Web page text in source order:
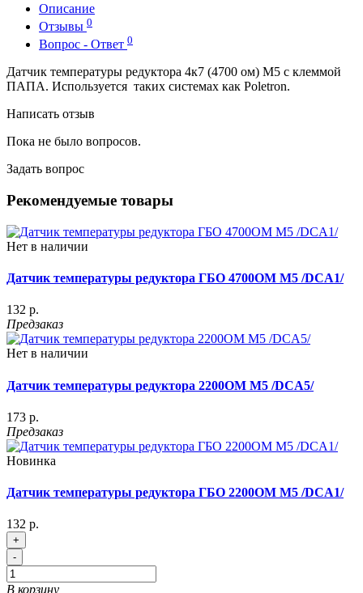
Описание
Отзывы 0
Вопрос - Ответ 0
Датчик температуры редуктора 4к7 (4700 ом) М5 с клеммой
ПАПА. Используется таких системах как Poletron.
Написать отзыв
Пока не было вопросов.
Задать вопрос
Рекомендуемые товары
Нет в наличии
Датчик температуры редуктора ГБО 4700ОМ М5 /DCA1/
132 р.
Предзаказ
Нет в наличии
Датчик температуры редуктора 2200ОМ М5 /DCA5/
173 р.
Предзаказ
Новинка
Датчик температуры редуктора ГБО 2200ОМ М5 /DCA1/
132 р.
+
-
В корзину